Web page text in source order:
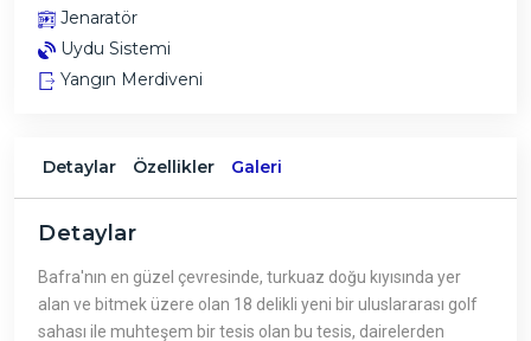
Jenaratör
Uydu Sistemi
Yangın Merdiveni
Detaylar Özellikler Galeri
Detaylar
Bafra'nın en güzel çevresinde, turkuaz doğu kıyısında yer
alan ve bitmek üzere olan 18 delikli yeni bir uluslararası golf
sahası ile muhteşem bir tesis olan bu tesis, dairelerden